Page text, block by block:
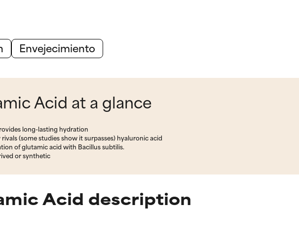
Envejecimiento
Acid at a glance
long-lasting hydration
(some studies show it surpasses) hyaluronic acid
of glutamic acid with Bacillus subtilis.
or synthetic
Acid description